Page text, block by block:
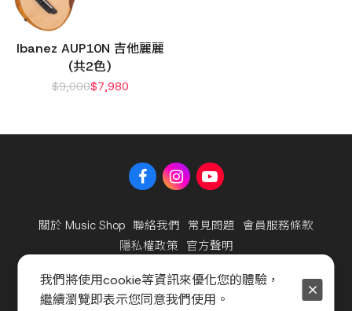
Ibanez AUP10N 吉他麗麗
(共2色)
$9,000$7,980
關於 Music Shop 聯絡我們 常見問題 會員服務條款
隱私權政策 官方聲明
Copyright © 2025 海國樂器股份有限公司及海億股份有限公
司，著作權所有
我們將使用cookie等資訊來優化您的體驗，
繼續瀏覽即表示您同意我們使用。